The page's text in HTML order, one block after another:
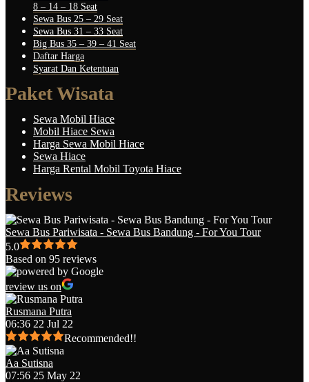
8 – 14 – 18 Seat
Sewa Bus 25 – 29 Seat
Sewa Bus 31 – 33 Seat
Big Bus 35 – 39 – 41 Seat
Daftar Harga
Syarat Dan Ketentuan
Paket Wisata
Sewa Mobil Hiace
Mobil Hiace Sewa
Harga Sewa Mobil Hiace
Sewa Hiace
Harga Rental Mobil Toyota Hiace
Reviews
Sewa Bus Pariwisata - Sewa Bus Bandung - For You Tour
5.0
Based on 95 reviews
review us on
Rusmana Putra
06:36 22 Jul 22
Recommended!!
Aa Sutisna
07:56 25 May 22